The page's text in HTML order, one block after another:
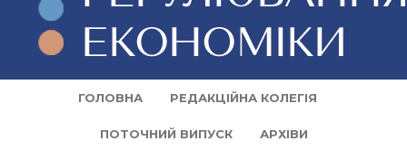
ГОЛОВНА РЕДАКЦІЙНА КОЛЕГІЯ
ПОТОЧНИЙ ВИПУСК АРХІВИ